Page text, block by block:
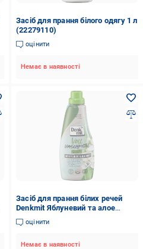
Засіб для прання білого одягу 1 л
(22279110)
оцінити
Немає в наявності
Засіб для прання білих речей
Denkmit Яблуневий та алое
рідкий 1 л (23323140)
оцінити
Немає в наявності